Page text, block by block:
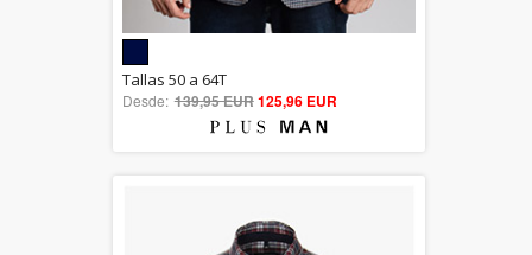
5.00
out of 5
Tallas 50 a 64T
Desde: 139,95 EUR125,96 EUR